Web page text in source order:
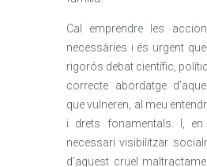
Cal emprendre les
necessàries i és urgent
rigorós debat científic,
correcte abordatge
que vulneren, al meu
i drets fonamentals. I,
necessari visibilitzar
d’aquest cruel